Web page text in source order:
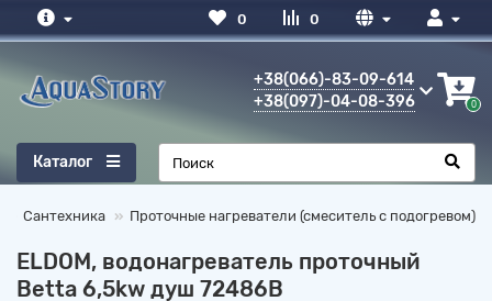
0
0
+38(066)-83-09-614
+38(097)-04-08-396
0
Каталог
Сантехника Проточные нагреватели (смеситель с подогревом)
ELDOM, водонагреватель проточный
Betta 6,5kw душ 72486B